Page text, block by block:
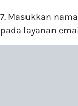
7. Masukkan
pada layanan